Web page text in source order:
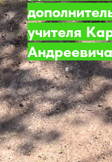
учителя